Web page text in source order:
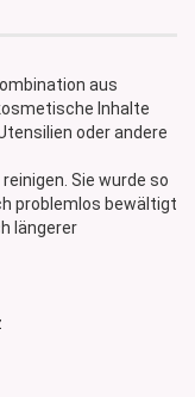
aus
Inhalte
oder andere
Sie wurde so
problemlos bewältigt
längerer